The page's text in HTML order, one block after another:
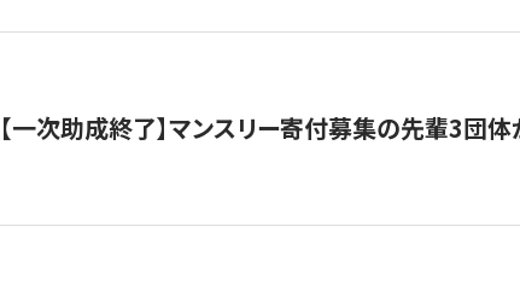
【一次助成終了】マンスリー寄付募集の先輩3団